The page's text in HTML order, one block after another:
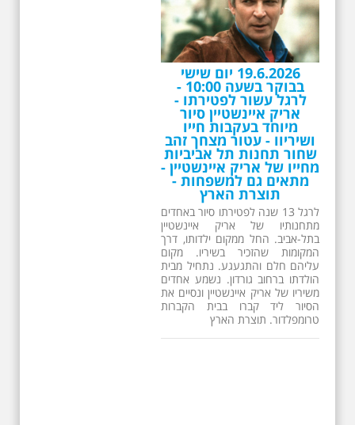
26.6.2026 - שישי בבוקר
ב 10:00 אריק איינשטיין
סיור מיוחד בעקבות חייו
ושיריו - עטור מצחך זהב
שחור תחנות תל אביביות
מחייו של אריק איינשטיין -
מתאים גם למשפחות -
תוצרת הארץ
13 שנים לפטירתו של זמר ענק. סיור
באחדים מתחנותיו של אריק איינשטיין
בתל-אביב. החל ממקום ילדותו, דרך
המקומות שהזכיר בשיריו. מקום
עליהם חלם והתגעגע. נתחיל מבית
הולדתו ברחוב גורדון. נשמע אחדים
משיריו של אריק איינשטיין ונסיים את
הסיור ליד קברו בבית הקברות
טרומפלדור. תוצרת הארץ